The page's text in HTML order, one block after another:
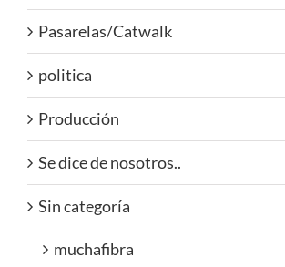
Pasarelas/Catwalk
politica
Producción
Se dice de nosotros..
Sin categoría
muchafibra